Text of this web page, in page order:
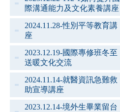
際溝通能力及文化素養講座
2024.11.28-性別平等教育講
座
2023.12.19-國際專修班冬至
送暖文化交流
2024.11.14-就醫資訊急難救
助宣導講座
2023.12.14-境外生畢業留台